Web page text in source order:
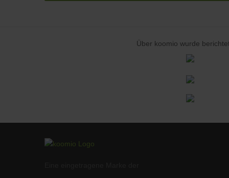
Über koomio wurde